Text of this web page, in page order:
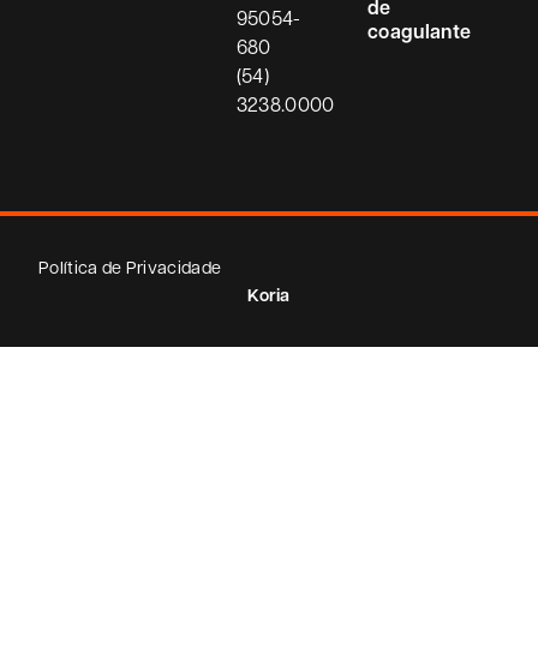
95054-
680
(54)
3238.0000
de
coagulante
Política de Privacidade
Koria